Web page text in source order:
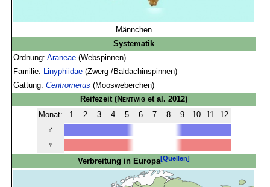
Männchen
Systematik
Ordnung:Araneae (Webspinnen)
Familie:
Linyphiidae (Zwerg-/Baldachinspinnen)
Gattung:Centromerus (Moosweberchen)
Reifezeit(Nentwig et al. 2012)
Monat:
1 2 3 4 5 6 7 8 9 10 11
12
♂
♀
Verbreitung in Europa[Quellen]